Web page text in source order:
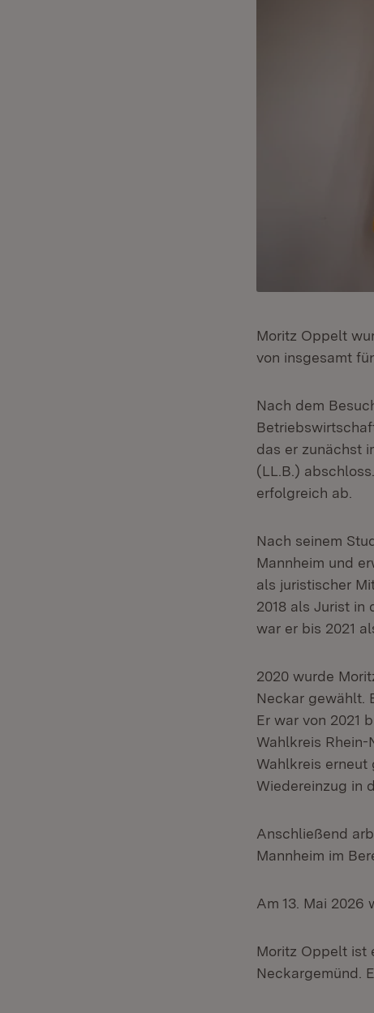
Moritz Oppelt
von insgesamt
Nach dem
das er zunächst
(LL.B.)
erfolgreich ab.
Nach seinem
Mannheim und
als juristischer
2018 als Jurist in
war er bis 2021
2020 wurde
Neckar gewählt.
Er war von 2021
Wahlkreis
Wahlkreis
Wiedereinzug in
Anschließend
Mannheim im
Am 13. Mai 2026
Moritz Oppelt ist
Neckargemünd.